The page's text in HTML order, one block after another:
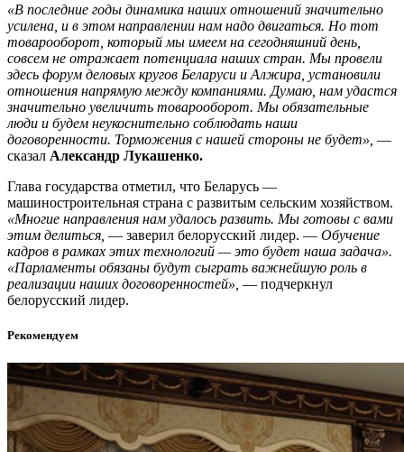
«В последние годы динамика наших отношений значительно
усилена, и в этом направлении нам надо двигаться. Но тот
товарооборот, который мы имеем на сегодняшний день,
совсем не отражает потенциала наших стран. Мы провели
здесь форум деловых кругов Беларуси и Алжира, установили
отношения напрямую между компаниями. Думаю, нам удастся
значительно увеличить товарооборот. Мы обязательные
люди и будем неукоснительно соблюдать наши
договоренности. Торможения с нашей стороны не будет», —
сказал Александр Лукашенко.
Глава государства отметил, что Беларусь —
машиностроительная страна с развитым сельским хозяйством.
«Многие направления нам удалось развить. Мы готовы с вами
этим делиться, — заверил белорусский лидер. — Обучение
кадров в рамках этих технологий — это будет наша задача».
«Парламенты обязаны будут сыграть важнейшую роль в
реализации наших договоренностей», — подчеркнул
белорусский лидер.
Рекомендуем